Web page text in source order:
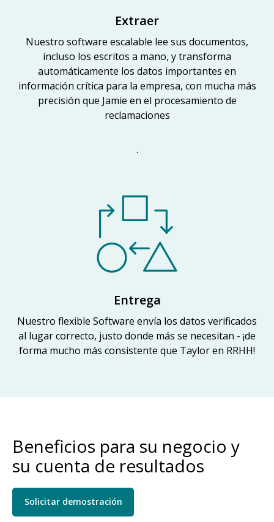
Extraer
Nuestro software escalable lee sus documentos,
incluso los escritos a mano, y transforma
automáticamente los datos importantes en
información crítica para la empresa, con mucha más
precisión que Jamie en el procesamiento de
reclamaciones
.
Entrega
Nuestro flexible Software envía los datos verificados
al lugar correcto, justo donde más se necesitan - ¡de
forma mucho más consistente que Taylor en RRHH!
Beneficios para su negocio y
su cuenta de resultados
Solicitar demostración